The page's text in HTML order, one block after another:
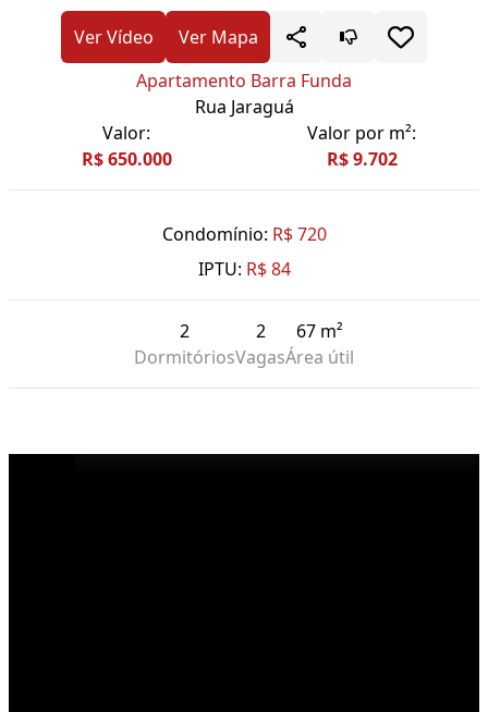
Ver Vídeo
Ver Mapa
Apartamento Barra Funda
Rua Jaraguá
Valor:
R$ 650.000
Valor por m²:
R$ 9.702
Condomínio: R$ 720
IPTU: R$ 84
2
Dormitórios
2
Vagas
67 m²
Área útil